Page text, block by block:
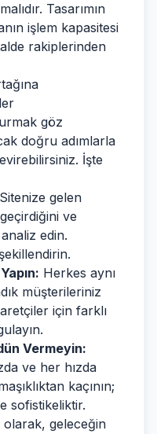
Tasarımın
işlem kapasitesi
rakiplerinden
göz
doğru adımlarla
İşte
Sitenize gelen
ve
edin.
Herkes aynı
müşterileriniz
için farklı
Vermeyin:
ve her hızda
kaçının;
sofistikeliktir.
olarak, geleceğin